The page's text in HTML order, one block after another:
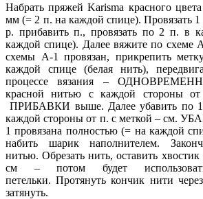
Набрать пряжей Karisma красного
мм (= 2 п. на каждой спице). Провязать
р. прибавить п., провязать по 2 п. в
каждой спице). Далее вяжите по схеме
схемы A-1 провязан, прикрепить
каждой спице (белая нить),
процессе вязания –
красной нитью с каждой стороны
ПРИБАВКИ выше. Далее убавить по
каждой стороны от п. с меткой – см.
1 провязана полностью (= на каждой
набить шарик наполнителем.
нитью. Обрезать нить, оставить
см – потом будет
петельки. Протянуть кончик нити
затянуть.